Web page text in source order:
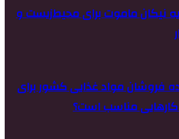
نیکان ماموت برای محیط‌زیست و
فروشان مواد غذایی کشور برای
مناسب است؟